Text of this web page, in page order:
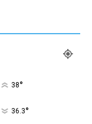
38°
36.3°